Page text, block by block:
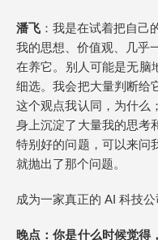
潘飞 ：我是在试着把自己
我的思想、价值观、几乎
在养它。别人可能是无脑
细选。我会把大量判断给
这个观点我认同，为什么
身上沉淀了大量我的思考
特别好的问题，可以来问
就抛出了那个问题。
成为一家真正的 AI 科技
晚点 ：你是什么时候觉得